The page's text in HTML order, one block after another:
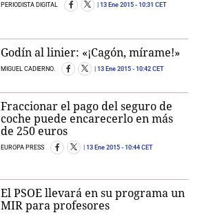
PERIODISTA DIGITAL 13 Ene 2015 - 10:31 CET
Godín al linier: «¡Cagón, mírame!»
MIGUEL CADIERNO. 13 Ene 2015 - 10:42 CET
Fraccionar el pago del seguro de
coche puede encarecerlo en más
de 250 euros
EUROPA PRESS 13 Ene 2015 - 10:44 CET
El PSOE llevará en su programa un
MIR para profesores